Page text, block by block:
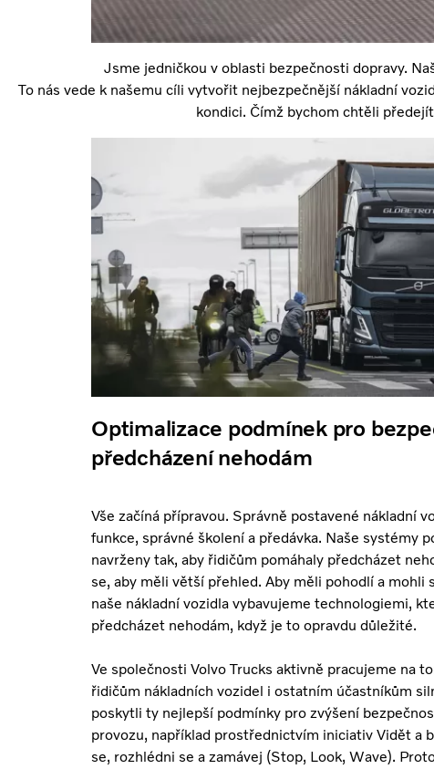
Jsme jedničkou v oblasti bezpečnosti dopravy.
To nás vede k našemu cíli vytvořit nejbezpečnější nákladní
kondici. Čímž bychom chtěli
Optimalizace podmínek pro
předcházení nehodám
Vše začíná přípravou. Správně postavené nákladní
funkce, správné školení a předávka. Naše systémy
navrženy tak, aby řidičům pomáhaly předcházet
se, aby měli větší přehled. Aby měli pohodlí a mohli
naše nákladní vozidla vybavujeme technologiemi,
předcházet nehodám, když je to opravdu důležité.
Ve společnosti Volvo Trucks aktivně pracujeme na
řidičům nákladních vozidel i ostatním účastníkům
poskytli ty nejlepší podmínky pro zvýšení
provozu, například prostřednictvím iniciativ Vidět a
se, rozhlédni se a zamávej (Stop, Look, Wave).